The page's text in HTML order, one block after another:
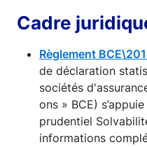
Cadre
Règlement
de déclaration
sociétés
ons » BCE)
prudentiel
informations